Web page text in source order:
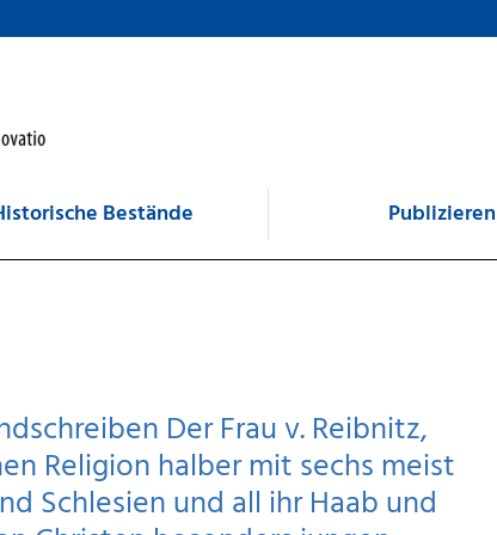
Bestände Publizieren
Der Frau v. Reibnitz,
Religion halber mit sechs meist
Schlesien und all ihr Haab und